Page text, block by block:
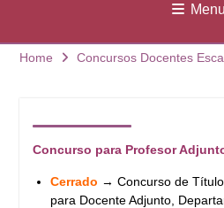
Menu
Home Concursos Docentes
Concurso para Profesor
Cerrado → Concurso de
para Docente Adjunto,